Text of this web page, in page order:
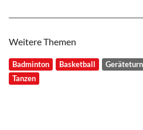
Weitere Themen
Badminton Basketball
Tanzen